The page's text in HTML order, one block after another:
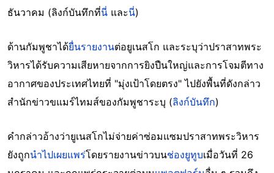
ธันวาคม (ลิงก์บันทึกที่นี่ และนี่)
ด้านกัมพูชาได้ยื่นรายงานต่อยูเนสโก และระบุว่าปราสาทพระ
วิหารได้รับความเสียหายจากการยิงปืนใหญ่และการโจมตีทาง
อากาศของประเทศไทยที่ "มุ่งเป้าโดยตรง" ไปยังพื้นที่ดังกล่าว
สำนักข่าวขแมร์ไทมส์ของกัมพูชาระบุ (ลิงก์บันทึก)
คำกล่าวอ้างว่ายูเนสโกไม่จ่ายค่าซ่อมแซมปราสาทพระวิหาร
ยังถูกนำไปเผยแพร่โดยรายงานข่าวบนช่องยูทูบเมื่อวันที่ 26